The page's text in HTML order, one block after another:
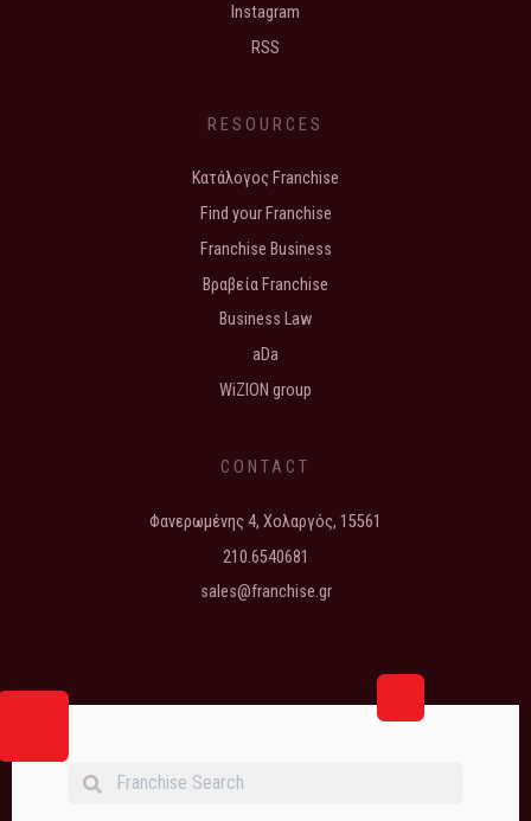
Instagram
RSS
RESOURCES
Κατάλογος Franchise
Find your Franchise
Franchise Business
Βραβεία Franchise
Business Law
aDa
WiZION group
CONTACT
Φανερωμένης 4, Χολαργός, 15561
210.6540681
sales@franchise.gr